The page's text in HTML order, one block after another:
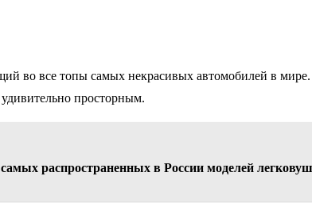
все топы самых некрасивых автомобилей в мире.
просторным.
распространенных в России моделей